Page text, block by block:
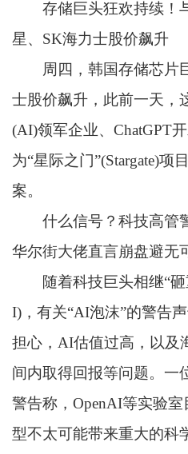
存储巨头狂欢持续！
星、SK海力士股价飙升
周四，韩国存储芯片
士股价飙升，此前一天，
(AI)领军企业、ChatGPT
为“星际之门”(Stargate)项
案。
什么信号？科技高管
华尔街大佬直言崩盘避无
随着科技巨头相继“砸
I)，有关“AI泡沫”的警告
担心，AI估值过高，以及
间内取得回报等问题。一
警告称，OpenAI等实验
型不太可能带来重大的科